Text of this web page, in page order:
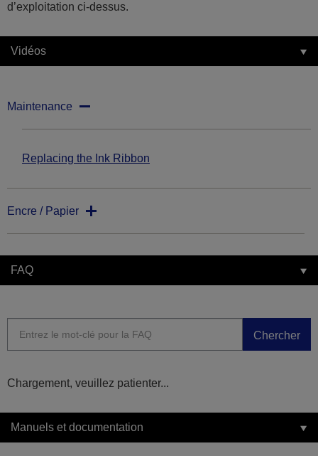
d’exploitation ci-dessus.
Vidéos
Maintenance
Replacing the Ink Ribbon
Encre / Papier
FAQ
Chercher
Chargement, veuillez patienter...
Manuels et documentation